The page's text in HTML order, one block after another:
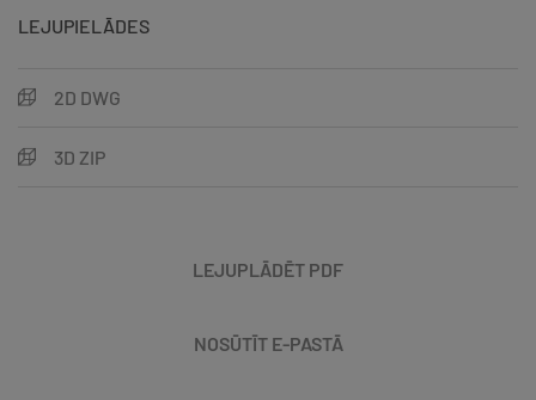
LEJUPIELĀDES
2D DWG
3D ZIP
LEJUPLĀDĒT PDF
NOSŪTĪT E-PASTĀ